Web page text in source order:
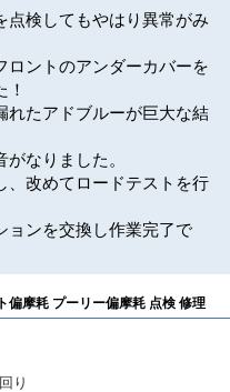
点検してもやはり異常がみ
ロントのアンダーカバーを
れたアドブルーが巨大な結
なりました。
、改めてロードテストを行
ョンを交換し作業完了で
偏摩耗 プーリー偏摩耗 点検 修理
り